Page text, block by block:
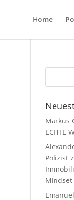
Home
Markus
ECHTE
Polizist
Mindset